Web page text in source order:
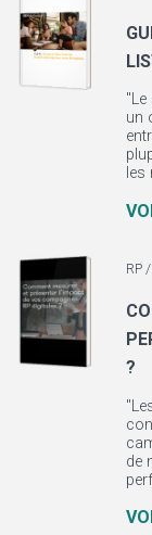
un
RP
?
de